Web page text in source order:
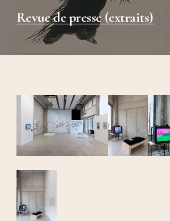
Revue de presse (extraits)